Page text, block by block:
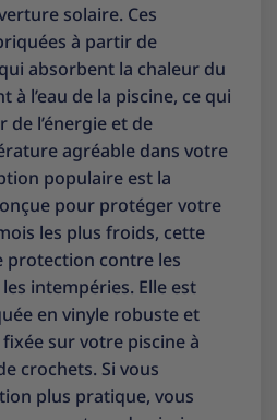
solaire. Ces
à partir de
absorbent la chaleur du
l’eau de la piscine, ce qui
de l’énergie et de
agréable dans votre
populaire est la
pour protéger votre
les plus froids, cette
protection contre les
intempéries. Elle est
en vinyle robuste et
sur votre piscine à
crochets. Si vous
plus pratique, vous